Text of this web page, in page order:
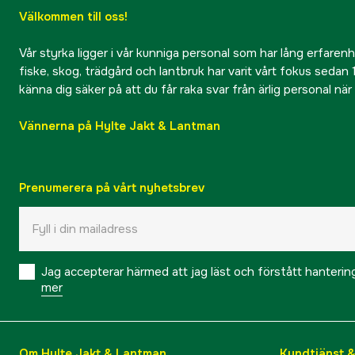
Välkommen till oss!
Vår styrka ligger i vår kunniga personal som har lång
fiske, skog, trädgård och lantbruk har varit vårt fokus sedan
känna dig säker på att du får raka svar från ärlig personal
Vännerna på Hylte Jakt & Lantman
Prenumerera på vårt nyhetsbrev
Jag accepterar härmed att jag läst och förstått
mer